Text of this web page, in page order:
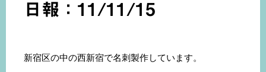
日報：11/11/15
新宿区の中の西新宿で名刺製作しています。